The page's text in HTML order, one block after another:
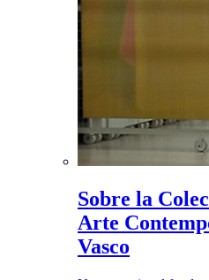
Sobre la
Arte
Vasco